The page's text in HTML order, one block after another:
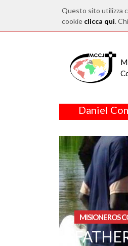
Questo sito utilizza
cookie clicca qui.
Daniel
< MISIONEROS